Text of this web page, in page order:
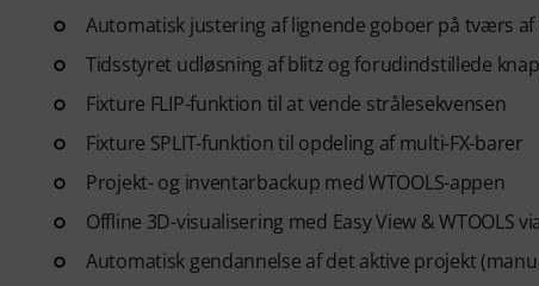
Automatisk justering af lignende goboer på tværs
Tidsstyret udløsning af blitz og forudindstillede
Fixture FLIP-funktion til at vende strålesekvensen
Fixture SPLIT-funktion til opdeling af multi-FX-barer
Projekt- og inventarbackup med WTOOLS-appen
Offline 3D-visualisering med Easy View & WTOOLS
Automatisk gendannelse af det aktive projekt